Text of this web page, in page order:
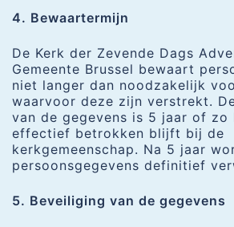
4. Bewaartermijn
De Kerk der Zevende Dags
Gemeente Brussel bewaart
niet langer dan noodzakelijk
waarvoor deze zijn verstrekt.
van de gegevens is 5 jaar of
effectief betrokken blijft bij de
kerkgemeenschap. Na 5 jaar
persoonsgegevens definitief
5. Beveiliging van de gegevens